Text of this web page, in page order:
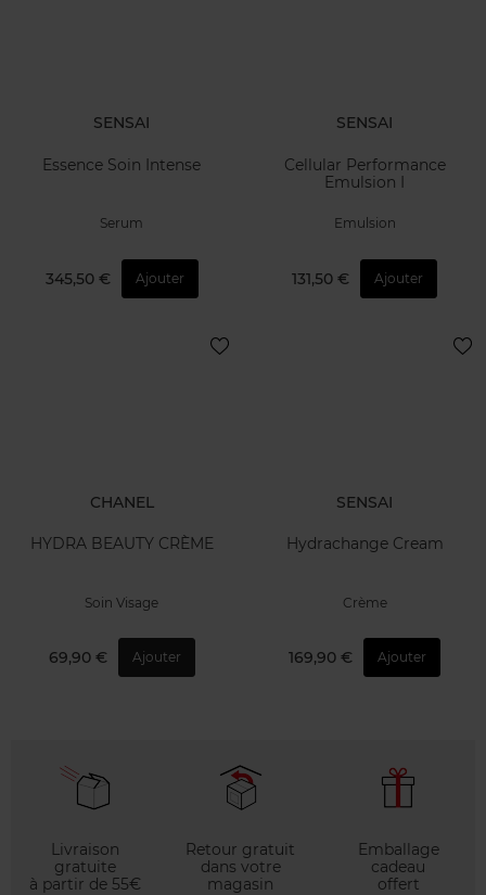
SENSAI
Essence Soin Intense
Serum
345,50 € Ajouter
SENSAI
Cellular Performance
Emulsion I
Emulsion
131,50 € Ajouter
CHANEL
HYDRA BEAUTY CRÈME
Soin Visage
69,90 € Ajouter
SENSAI
Hydrachange Cream
Crème
169,90 € Ajouter
Livraison
gratuite
à partir de 55€
Retour gratuit
dans votre
magasin
Emballage
cadeau
offert